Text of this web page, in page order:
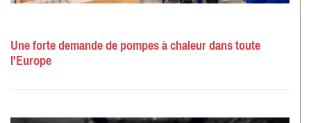
Une forte demande de pompes à chaleur dans toute
l'Europe